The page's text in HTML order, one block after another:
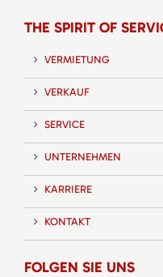
THE SPIRIT OF
VERMIETUNG
VERKAUF
SERVICE
UNTERNEHMEN
KARRIERE
KONTAKT
FOLGEN SIE UNS